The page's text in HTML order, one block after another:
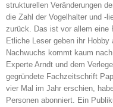
strukturellen Veränderungen
die Zahl der Vogelhalter und -
zurück. Das ist vor allem eine
Etliche Leser geben ihr Hobby
Nachwuchs kommt kaum
Experte Arndt und dem
gegründete Fachzeitschrift
vier Mal im Jahr erschien,
Personen abonniert. Ein